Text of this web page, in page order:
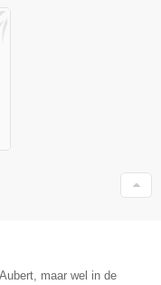
maar wel in de